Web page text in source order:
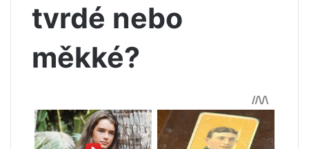
tvrdé nebo
měkké?